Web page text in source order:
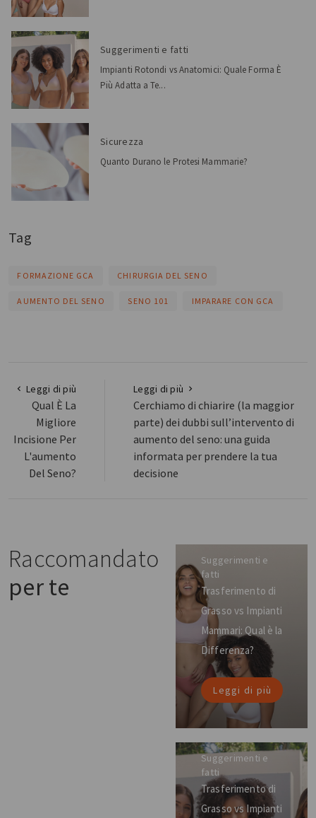
Suggerimenti e fatti
Impianti Rotondi vs Anatomici: Quale Forma È
Più Adatta a Te...
Sicurezza
Quanto Durano le Protesi Mammarie?
Tag
FORMAZIONE GCA CHIRURGIA DEL SENO
AUMENTO DEL SENO SENO 101 IMPARARE CON GCA
Leggi di più
Qual È La
Migliore
Incisione Per
L'aumento
Del Seno?
Leggi di più
Cerchiamo di chiarire (la maggior
parte) dei dubbi sull’intervento di
aumento del seno: una guida
informata per prendere la tua
decisione
Raccomandato
per te
Suggerimenti e
fatti
Trasferimento di
Grasso vs Impianti
Mammari: Qual è la
Differenza?
Leggi di più
Suggerimenti e
fatti
Trasferimento di
Grasso vs Impianti